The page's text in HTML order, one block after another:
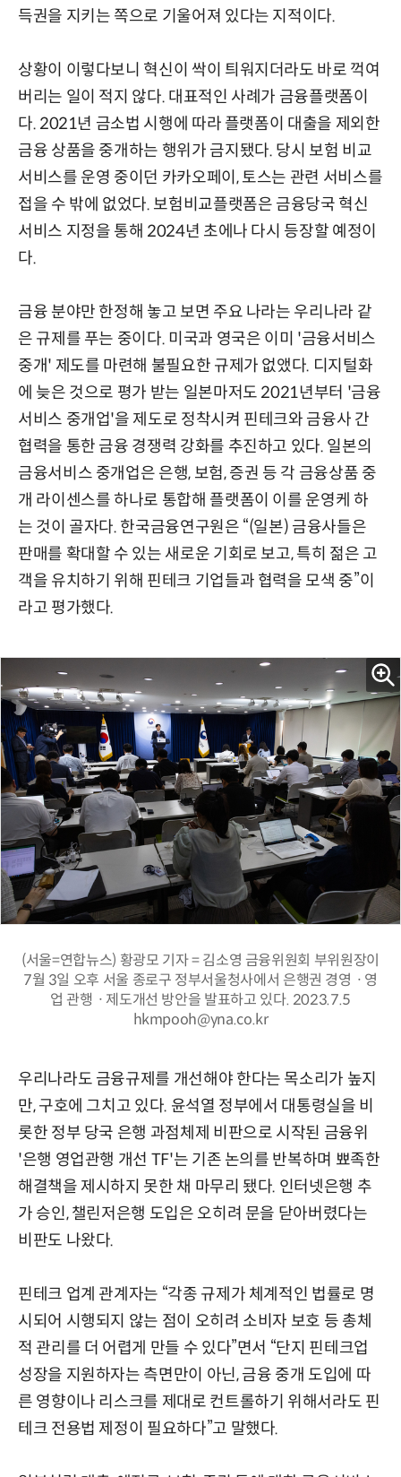
득권을 지키는 쪽으로 기울어져 있다는 지적이다.
상황이 이렇다보니 혁신이 싹이 틔워지더라도 바로 꺽여
버리는 일이 적지 않다. 대표적인 사례가 금융플랫폼이
다. 2021년 금소법 시행에 따라 플랫폼이 대출을 제외한
금융 상품을 중개하는 행위가 금지됐다. 당시 보험 비교
서비스를 운영 중이던 카카오페이, 토스는 관련 서비스를
접을 수 밖에 없었다. 보험비교플랫폼은 금융당국 혁신
서비스 지정을 통해 2024년 초에나 다시 등장할 예정이
다.
금융 분야만 한정해 놓고 보면 주요 나라는 우리나라 같
은 규제를 푸는 중이다. 미국과 영국은 이미 '금융서비스
중개' 제도를 마련해 불필요한 규제가 없앴다. 디지털화
에 늦은 것으로 평가 받는 일본마저도 2021년부터 '금융
서비스 중개업'을 제도로 정착시켜 핀테크와 금융사 간
협력을 통한 금융 경쟁력 강화를 추진하고 있다. 일본의
금융서비스 중개업은 은행, 보험, 증권 등 각 금융상품 중
개 라이센스를 하나로 통합해 플랫폼이 이를 운영케 하
는 것이 골자다. 한국금융연구원은 “(일본) 금융사들은
판매를 확대할 수 있는 새로운 기회로 보고, 특히 젊은 고
객을 유치하기 위해 핀테크 기업들과 협력을 모색 중”이
라고 평가했다.
(서울=연합뉴스) 황광모 기자 = 김소영 금융위원회 부위원장이
7월 3일 오후 서울 종로구 정부서울청사에서 은행권 경영ㆍ영
업 관행ㆍ제도개선 방안을 발표하고 있다. 2023.7.5
hkmpooh@yna.co.kr
우리나라도 금융규제를 개선해야 한다는 목소리가 높지
만, 구호에 그치고 있다. 윤석열 정부에서 대통령실을 비
롯한 정부 당국 은행 과점체제 비판으로 시작된 금융위
'은행 영업관행 개선 TF'는 기존 논의를 반복하며 뾰족한
해결책을 제시하지 못한 채 마무리 됐다. 인터넷은행 추
가 승인, 챌린저은행 도입은 오히려 문을 닫아버렸다는
비판도 나왔다.
핀테크 업계 관계자는 “각종 규제가 체계적인 법률로 명
시되어 시행되지 않는 점이 오히려 소비자 보호 등 총체
적 관리를 더 어렵게 만들 수 있다”면서 “단지 핀테크업
성장을 지원하자는 측면만이 아닌, 금융 중개 도입에 따
른 영향이나 리스크를 제대로 컨트롤하기 위해서라도 핀
테크 전용법 제정이 필요하다”고 말했다.